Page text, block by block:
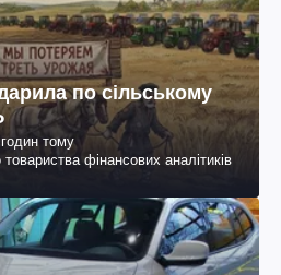
по сільському
тому
фінансових аналітиків